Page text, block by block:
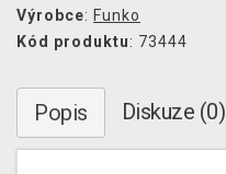
Výrobce: Funko
Kód produktu: 73444
Popis Diskuze (0)